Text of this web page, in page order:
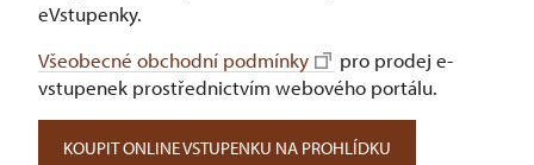
eVstupenky.
Všeobecné obchodní podmínky
pro prodej e-
vstupenek prostřednictvím webového portálu.
KOUPIT ONLINE VSTUPENKU NA PROHLÍDKU